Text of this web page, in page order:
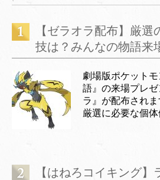
【ゼラオラ配布】厳選
技は？みんなの物語来
劇場版ポケット
語』の来場プレ
ラ』が配布され
厳選に必要な個
【はねろコイキング】